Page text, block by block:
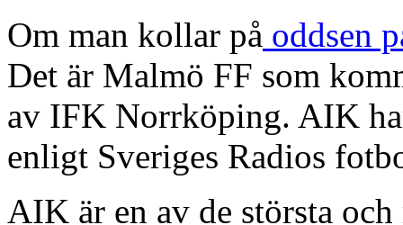
Om man kollar på oddsen
Det är Malmö FF som
av IFK Norrköping. AIK
enligt Sveriges Radios
AIK är en av de största och